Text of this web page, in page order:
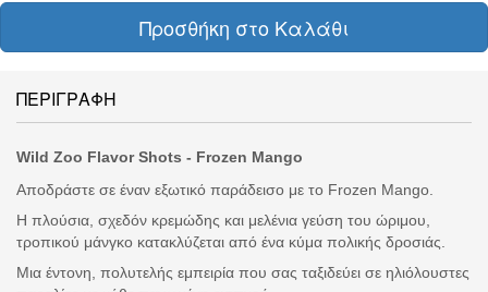
Προσθήκη στο Καλάθι
ΠΕΡΙΓΡΑΦΗ
Wild Zoo Flavor Shots - Frozen Mango
Αποδράστε σε έναν εξωτικό παράδεισο με το Frozen Mango.
Η πλούσια, σχεδόν κρεμώδης και μελένια γεύση του ώριμου,
τροπικού μάνγκο κατακλύζεται από ένα κύμα πολικής δροσιάς.
Μια έντονη, πολυτελής εμπειρία που σας ταξιδεύει σε ηλιόλουστες